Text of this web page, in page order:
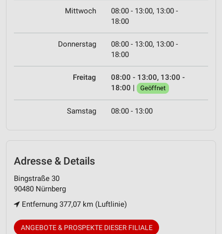
Mittwoch
08:00 - 13:00, 13:00 -
18:00
Donnerstag
08:00 - 13:00, 13:00 -
18:00
Freitag
08:00 - 13:00, 13:00 -
18:00 | Geöffnet
Samstag 08:00 - 13:00
Adresse & Details
Bingstraße 30
90480 Nürnberg
Entfernung 377,07 km (Luftlinie)
ANGEBOTE & PROSPEKTE DIESER FILIALE